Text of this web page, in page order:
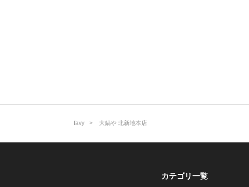
favy 大鍋や 北新地本店
カテゴリ一覧